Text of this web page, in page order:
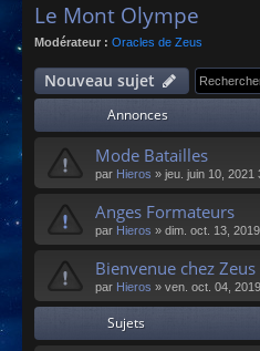
s
Le Mont Olympe
Modérateur : Oracles de Zeus
Nouveau sujet
Annonces
Mode Batailles
par Hieros » jeu. juin 10, 2021
Anges Formateurs
par Hieros » dim. oct. 13,
Bienvenue chez Zeus
par Hieros » ven. oct. 04,
Sujets